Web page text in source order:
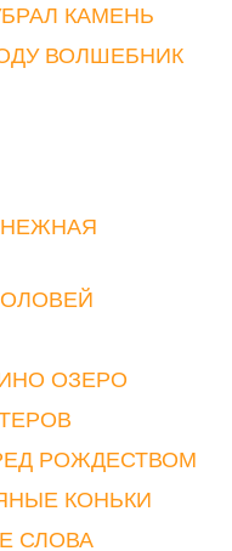
КАМЕНЬ
ВОЛШЕБНИК
ОЗЕРО
РОЖДЕСТВОМ
КОНЬКИ
СЛОВА